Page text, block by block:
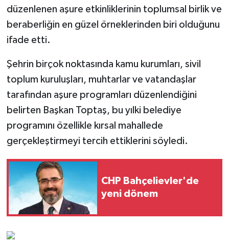
düzenlenen aşure etkinliklerinin toplumsal birlik ve
beraberliğin en güzel örneklerinden biri olduğunu
ifade etti.
Şehrin birçok noktasında kamu kurumları, sivil
toplum kuruluşları, muhtarlar ve vatandaşlar
tarafından aşure programları düzenlendiğini
belirten Başkan Toptaş, bu yılki belediye
programını özellikle kırsal mahallede
gerçekleştirmeyi tercih ettiklerini söyledi.
CHP Bahçelievler'de
yeni dönem